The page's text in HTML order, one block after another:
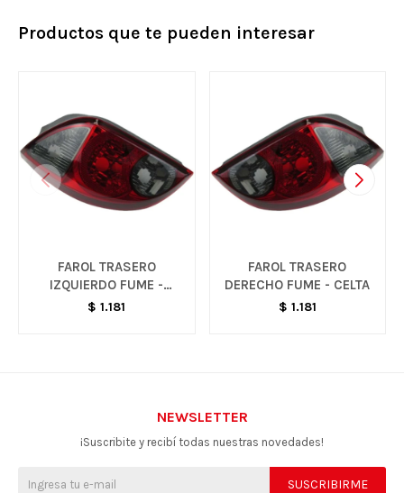
Productos que te pueden interesar
FAROL TRASERO
IZQUIERDO FUME -
CELTA
$ 1.181
FAROL TRASERO
DERECHO FUME - CELTA
$ 1.181
NEWSLETTER
¡Suscribite y recibí todas nuestras novedades!
SUSCRIBIRME